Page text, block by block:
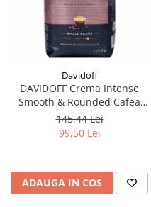
Davidoff
DAVIDOFF Crema Intense
Smooth & Rounded Cafea
Boabe 1Kg
145,44 Lei
99,50 Lei
ADAUGA IN COS